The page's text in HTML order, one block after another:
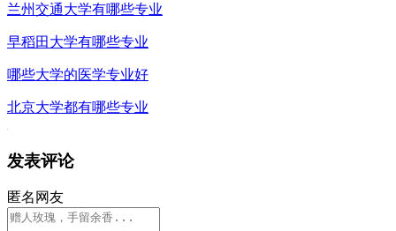
兰州交通大学有哪些专业
早稻田大学有哪些专业
哪些大学的医学专业好
北京大学都有哪些专业
发表评论
匿名网友